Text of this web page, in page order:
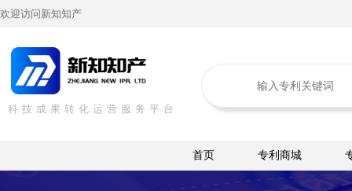
欢迎访问新知知产
科技成果转化运营服务平台
首页 专利商城